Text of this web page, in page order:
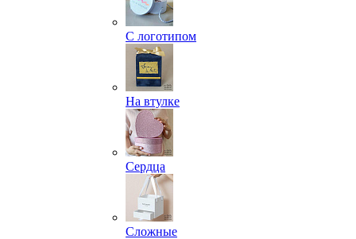
С логотипом
На втулке
Сердца
Сложные